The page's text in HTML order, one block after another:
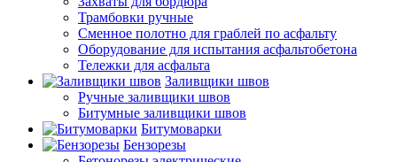
Трамбовки ручные
Сменное полотно для граблей по асфальту
Оборудование для испытания асфальтобетона
Тележки для асфальта
Заливщики швов
Ручные заливщики швов
Битумные заливщики швов
Битумоварки
Бензорезы